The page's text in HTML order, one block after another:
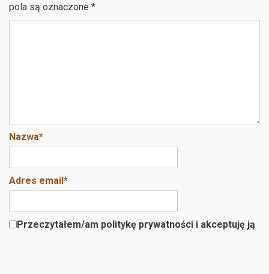
pola są oznaczone *
Nazwa*
Adres email*
Przeczytałem/am politykę prywatności i akceptuję ją